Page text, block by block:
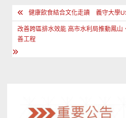
文
章
導
健康飲食結合文化走讀 義守大學
改善跨區排水效能 高市水利局推動鳳
善工程